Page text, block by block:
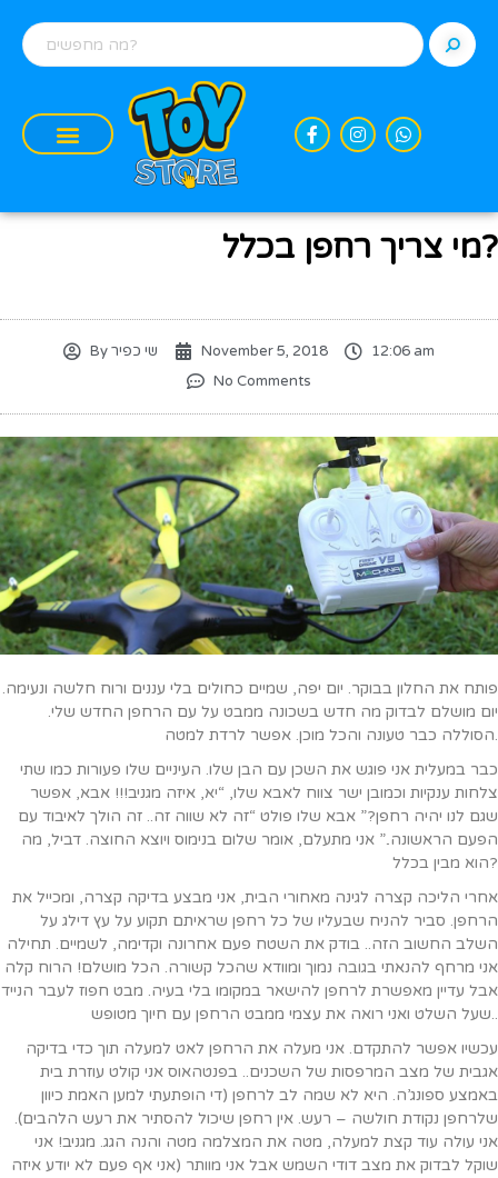
מי צריך רחפן בכלל?
Byשי כפיר November 5, 2018
12:06 am
No Comments
פותח את החלון בבוקר. יום יפה, שמיים כחולים בלי עננים ורוח חלשה ונעימה.
יום מושלם לבדוק מה חדש בשכונה ממבט על עם הרחפן החדש שלי.
הסוללה כבר טעונה והכל מוכן. אפשר לרדת למטה.
כבר במעלית אני פוגש את השכן עם הבן שלו. העיניים שלו פעורות כמו שתי
צלחות ענקיות וכמובן ישר צווח לאבא שלו, “יא, איזה מגניב!!! אבא, אפשר
שגם לנו יהיה רחפן?” אבא שלו פולט “זה לא שווה זה.. זה הולך לאיבוד עם
הפעם הראשונה..” אני מתעלם, אומר שלום בנימוס ויוצא החוצה. דביל, מה
הוא מבין בכלל?
אחרי הליכה קצרה לגינה מאחורי הבית, אני מבצע בדיקה קצרה, ומכייל את
הרחפן. סביר להניח שבעליו של כל רחפן שראיתם תקוע על עץ דילג על
השלב החשוב הזה.. בודק את השטח פעם אחרונה וקדימה, לשמיים. תחילה
אני מרחף להנאתי בגובה נמוך ומוודא שהכל קשורה. הכל מושלם! הרוח קלה
אבל עדיין מאפשרת לרחפן להישאר במקומו בלי בעיה. מבט חפוז לעבר הנייד
שעל השלט ואני רואה את עצמי ממבט הרחפן עם חיוך מטופש..
עכשיו אפשר להתקדם. אני מעלה את הרחפן לאט למעלה תוך כדי בדיקה
אגבית של מצב המרפסות של השכנים.. בפנטהאוס אני קולט עוזרת בית
באמצע ספונג’ה. היא לא שמה לב לרחפן (די הופתעתי למען האמת כיוון
שלרחפן נקודת חולשה – רעש. אין רחפן שיכול להסתיר את רעש הלהבים).
אני עולה עוד קצת למעלה, מטה את המצלמה מטה והנה הגג. מגניב! אני
שוקל לבדוק את מצב דודי השמש אבל אני מוותר (אני אף פעם לא יודע איזה